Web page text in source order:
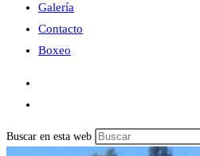
Galería
Contacto
Boxeo
Buscar en esta web